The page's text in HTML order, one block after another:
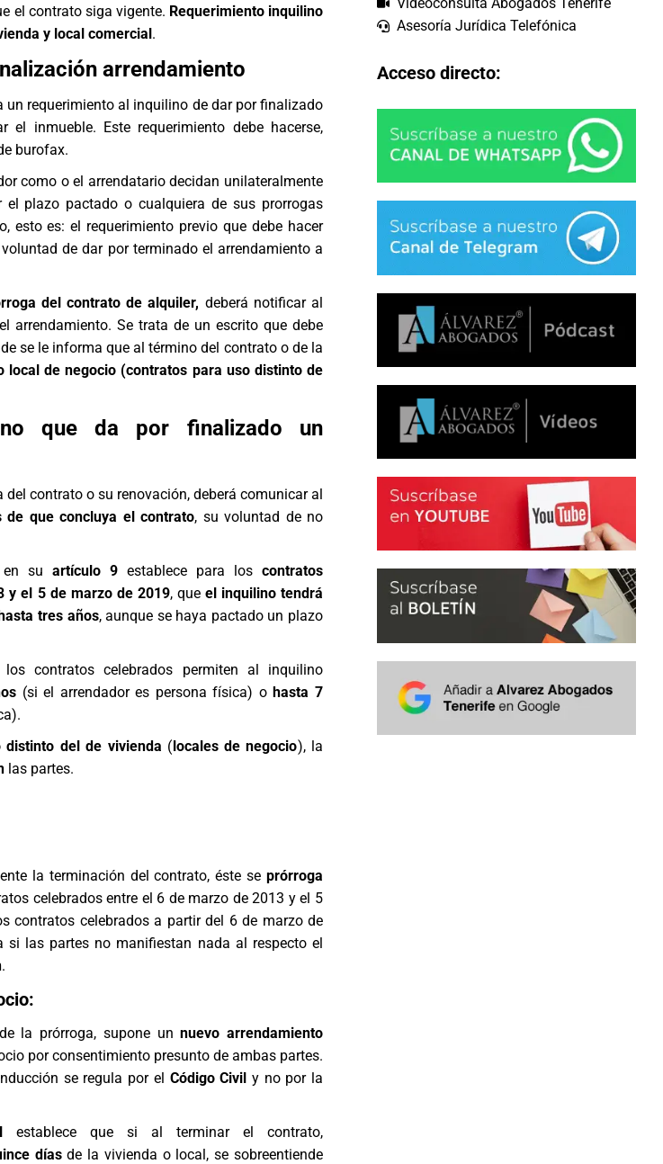
el contrato siga vigente. Requerimiento inquilino
y local comercial.
arrendamiento
un requerimiento al inquilino de dar por finalizado
el inmueble. Este requerimiento debe hacerse,
burofax.
como o el arrendatario decidan unilateralmente
plazo pactado o cualquiera de sus prorrogas
esto es: el requerimiento previo que debe hacer
de dar por terminado el arrendamiento a
del contrato de alquiler, deberá notificar al
arrendamiento. Se trata de un escrito que debe
se le informa que al término del contrato o de la
local de negocio (contratos para uso distinto de
que da por finalizado un
contrato o su renovación, deberá comunicar al
que concluya el contrato, su voluntad de no
en su artículo 9 establece para los contratos
y el 5 de marzo de 2019, que el inquilino tendrá
tres años, aunque se haya pactado un plazo
los contratos celebrados permiten al inquilino
(si el arrendador es persona física) ohasta 7
distinto del de vivienda (locales de negocio), la
las partes.
la terminación del contrato, éste se prórroga
celebrados entre el 6 de marzo de 2013 y el 5
contratos celebrados a partir del 6 de marzo de
si las partes no manifiestan nada al respecto el
.
la prórroga, supone unnuevo arrendamiento
por consentimiento presunto de ambas partes.
se regula por el Código Civil y no por la
establece que si al terminar el contrato,
díasde la vivienda o local, se sobreentiende
Asesoría Jurídica Telefónica
Acceso directo: